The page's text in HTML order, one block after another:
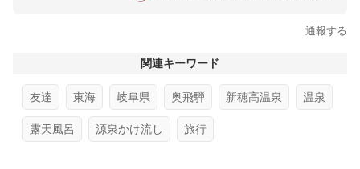
通報する
関連キーワード
友達 東海 岐阜県 奥飛騨 新穂高温泉 温泉
露天風呂 源泉かけ流し 旅行